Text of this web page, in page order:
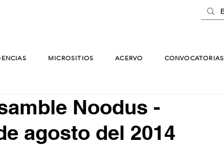
MICROSITIOS ACERVO CONVOCATORIAS
Noodus -
agosto del 2014